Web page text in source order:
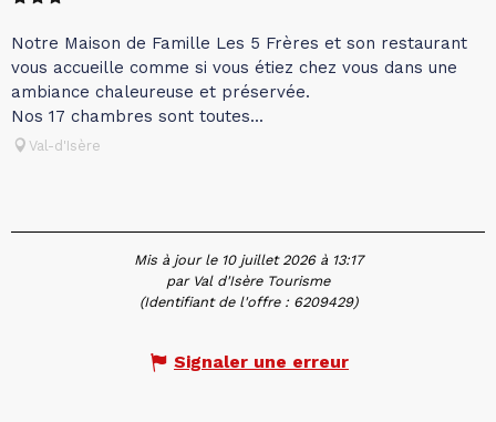
Notre Maison de Famille Les 5 Frères et son restaurant
vous accueille comme si vous étiez chez vous dans une
ambiance chaleureuse et préservée.
Nos 17 chambres sont toutes...
Val-d'Isère
Mis à jour le 10 juillet 2026 à 13:17
par Val d'Isère Tourisme
(Identifiant de l'offre : 6209429)
Signaler une erreur